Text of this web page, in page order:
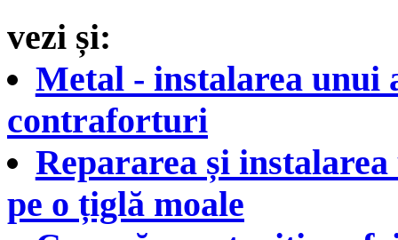
vezi și:
Metal - instalarea unui
contraforturi
Repararea și
pe o țiglă moale